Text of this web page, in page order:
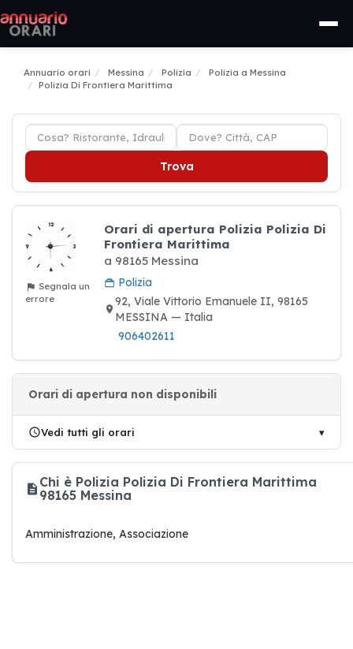
Annuario orari Messina Polizia
Polizia a Messina
Polizia Di Frontiera Marittima
Trova
Segnala un
errore
Orari di apertura Polizia Polizia Di
Frontiera Marittima
a 98165 Messina
Polizia
92, Viale Vittorio Emanuele II, 98165
MESSINA — Italia
906402611
Orari di apertura non disponibili
Vedi tutti gli orari
Chi è Polizia Polizia Di Frontiera Marittima
98165 Messina
Amministrazione, Associazione